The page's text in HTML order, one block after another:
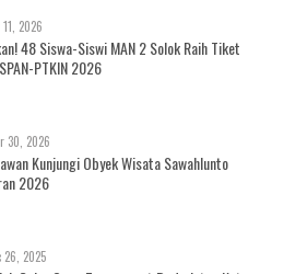
11, 2026
48 Siswa-Siswi MAN 2 Solok Raih Tiket
PTKIN 2026
30, 2026
Kunjungi Obyek Wisata Sawahlunto
2026
26, 2025